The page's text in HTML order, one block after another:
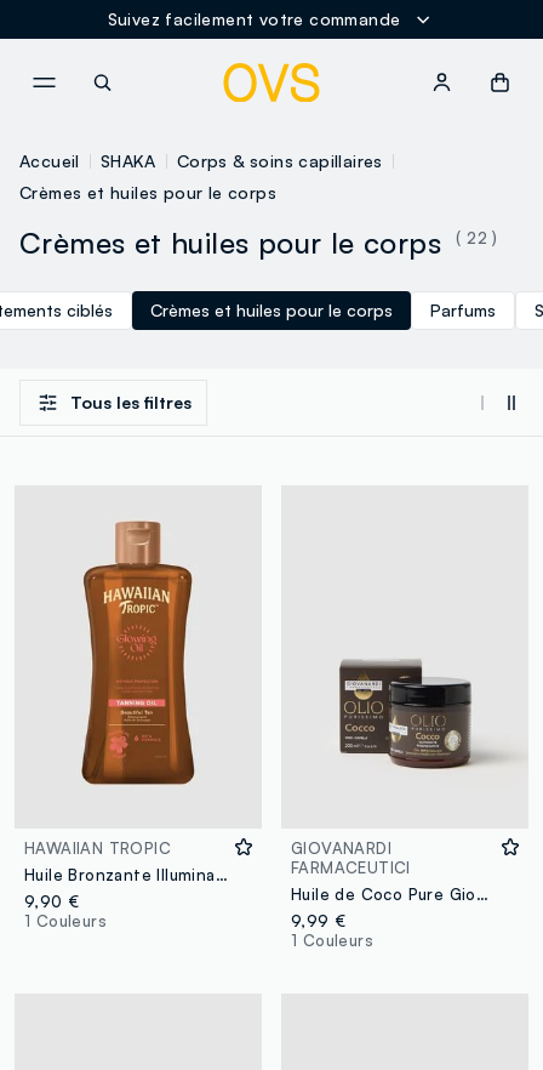
Suivez facilement votre commande
Accueil SHAKA
Corps & soins capillaires
Crèmes et huiles pour le corps
Crèmes et huiles pour le corps ( 22 )
ciblés Crèmes et huiles pour le corps Parfums
Tous les filtres
HAWAIIAN TROPIC
Huile Bronzante Illuminatrice Dark 200 ml
9,90 €
1 Couleurs
GIOVANARDI
FARMACEUTICI
Huile de Coco Pure Giovanardi Pharmaceutiques
9,99 €
1 Couleurs